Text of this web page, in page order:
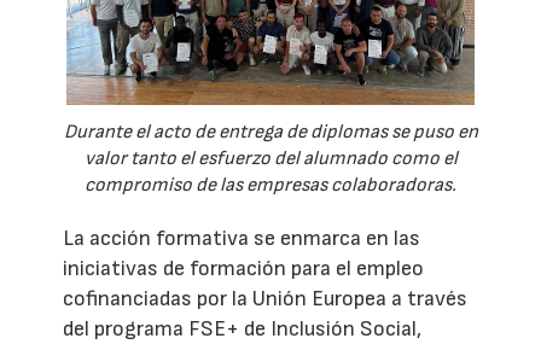
Durante el acto de entrega de diplomas se puso en
valor tanto el esfuerzo del alumnado como el
compromiso de las empresas colaboradoras.
La acción formativa se enmarca en las
iniciativas de formación para el empleo
cofinanciadas por la Unión Europea a través
del programa FSE+ de Inclusión Social,